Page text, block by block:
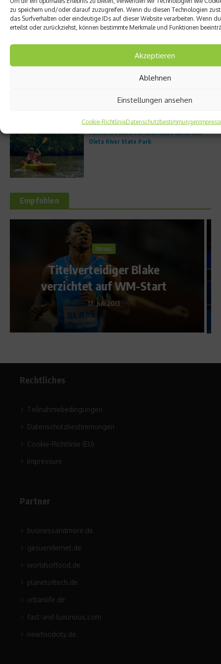
zu speichern und/oder darauf zuzugreifen. Wenn du diesen Technologien
das Surfverhalten oder eindeutige IDs auf dieser Website verarbeiten. Wenn
erteilst oder zurückziehst, können bestimmte Merkmale und Funktionen
Akzeptieren
Ablehnen
Einstellungen ansehen
Cookie-RichtlinieDatenschutzbestimmungen
Trailrunning boomt: Warum immer mehr
Läufer die Straße verlassen
Porsche Escapes – Edler Bildband zu den
Mitten in Miami: Mit dem Kajak durch den
Oleta River State Park
Empfohlen
Nervenstärker als bei den
Paralympics
27. September 2017
Rechtliches
Teilnahmebedingungen
Datenschutzbestimmungen
Cookie-Richtlinie (EU)
Impressum
Partner
businessandmore.de
gesuendernet.de
worldsoffood.de
planetoftech.de
urbanlife.de
fast-and-luxurious.com
newfoodcity.de